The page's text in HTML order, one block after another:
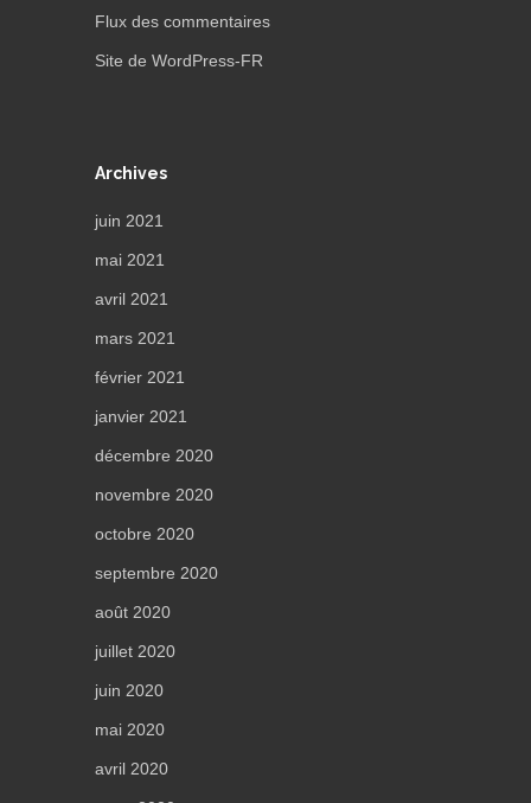
Flux des commentaires
Site de WordPress-FR
Archives
juin 2021
mai 2021
avril 2021
mars 2021
février 2021
janvier 2021
décembre 2020
novembre 2020
octobre 2020
septembre 2020
août 2020
juillet 2020
juin 2020
mai 2020
avril 2020